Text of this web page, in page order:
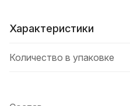
Характеристики
Количество в упаковке